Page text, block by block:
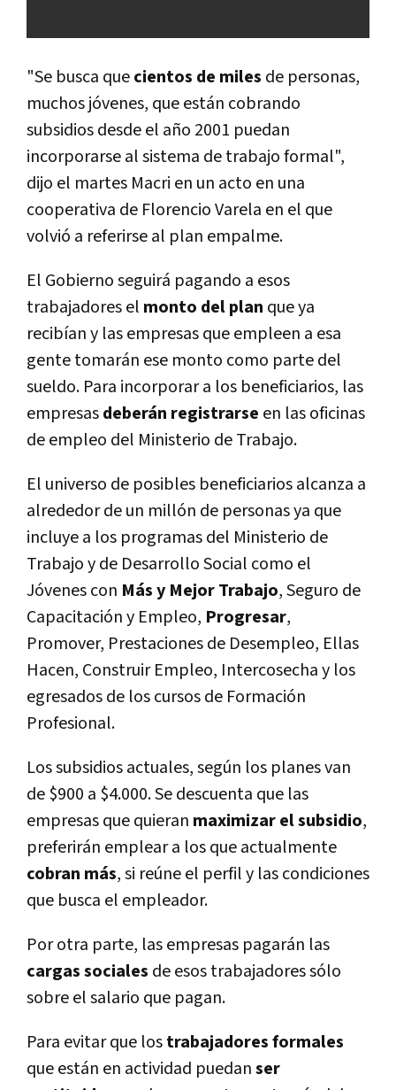
"Se busca quecientos de miles de personas,
muchos jóvenes, que están cobrando
subsidios desde el año 2001 puedan
incorporarse al sistema de trabajo formal",
dijo el martes Macri en un acto en una
cooperativa de Florencio Varela en el que
volvió a referirse al plan empalme.
El Gobierno seguirá pagando a esos
trabajadores el monto del plan que ya
recibían y las empresas que empleen a esa
gente tomarán ese monto como parte del
sueldo. Para incorporar a los beneficiarios, las
empresasdeberán registrarse en las oficinas
de empleo del Ministerio de Trabajo.
El universo de posibles beneficiarios alcanza a
alrededor de un millón de personas ya que
incluye a los programas del Ministerio de
Trabajo y de Desarrollo Social como el
Jóvenes con Más y Mejor Trabajo, Seguro de
Capacitación y Empleo, Progresar,
Promover, Prestaciones de Desempleo, Ellas
Hacen, Construir Empleo, Intercosecha y los
egresados de los cursos de Formación
Profesional.
Los subsidios actuales, según los planes van
de $900 a $4.000. Se descuenta que las
empresas que quieran maximizar el subsidio,
preferirán emplear a los que actualmente
cobran más, si reúne el perfil y las condiciones
que busca el empleador.
Por otra parte, las empresas pagarán las
cargas sociales de esos trabajadores sólo
sobre el salario que pagan.
Para evitar que lostrabajadores formales
que están en actividad puedanser